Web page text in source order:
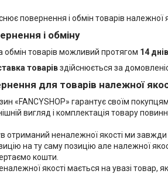
повернення і обмін товарів належної
і обміну
обмін товарів можливий протягом 14 днів
товарівздійснюється за
для товарів належної
«FANCYSHOP» гарантує своїм
вигляд і комплектація товару
отриманий неналежної якості ми
на ту саму позицію але належної
кошти.
якості мається на увазі